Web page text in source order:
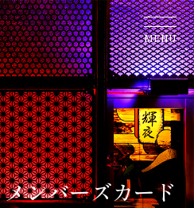
MENU
メンバーズカード